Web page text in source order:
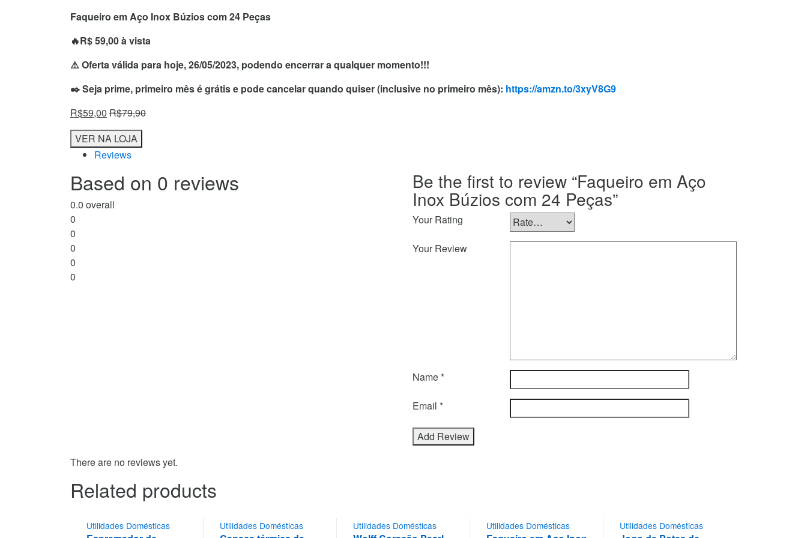
Faqueiro em Aço Inox Búzios com 24 Peças
🔥R$ 59,00 à vista
⚠️ Oferta válida para hoje, 26/05/2023, podendo encerrar a qualquer momento!!!
✒️ Seja prime, primeiro mês é grátis e pode cancelar quando quiser (inclusive no primeiro mês): https://amzn.to/3xyV8G9
R$59,00 R$79,90
VER NA LOJA
Reviews
Based on 0 reviews
0.0 overall
0
0
0
0
0
Be the first to review “Faqueiro em Aço
Inox Búzios com 24 Peças”
Your Rating
Your Review
Name*
Email *
There are no reviews yet.
Related products
Utilidades Domésticas Utilidades Domésticas Utilidades Domésticas Utilidades Domésticas Utilidades Domésticas